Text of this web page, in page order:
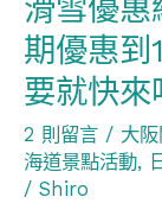
滑雪優
期優惠到
要就快來
2 則留言 / 大
海道景點活動,
/ Shiro
優
惠
到
12
月
8